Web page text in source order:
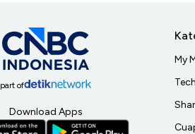
part of
Download Apps
My
Tech